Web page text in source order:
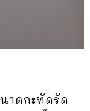
าดกะทัดรัด